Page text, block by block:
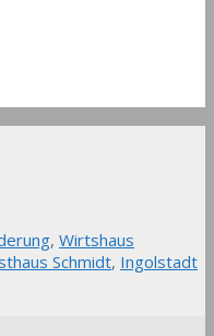
, Wirtshaus
Schmidt, Ingolstadt